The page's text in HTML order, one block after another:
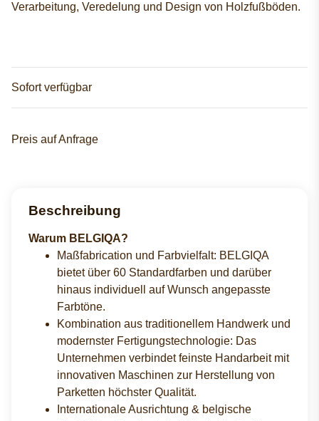
Verarbeitung, Veredelung und Design von Holzfußböden.
Sofort verfügbar
Preis auf Anfrage
Beschreibung
Warum BELGIQA?
Maßfabrication und Farbvielfalt: BELGIQA
bietet über 60 Standardfarben und darüber
hinaus individuell auf Wunsch angepasste
Farbtöne.
Kombination aus traditionellem Handwerk und
modernster Fertigungstechnologie: Das
Unternehmen verbindet feinste Handarbeit mit
innovativen Maschinen zur Herstellung von
Parketten höchster Qualität.
Internationale Ausrichtung & belgische